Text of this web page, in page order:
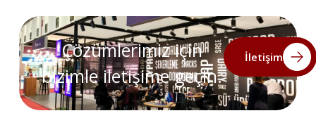
Çözümlerimiz için
bizimle iletişime geçin.
İletişim